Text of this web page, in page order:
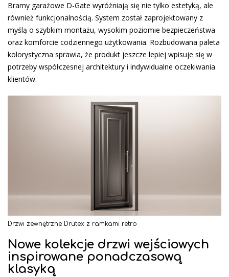
Bramy garażowe D-Gate wyróżniają się nie tylko estetyką, ale
również funkcjonalnością. System został zaprojektowany z
myślą o szybkim montażu, wysokim poziomie bezpieczeństwa
oraz komforcie codziennego użytkowania. Rozbudowana paleta
kolorystyczna sprawia, że produkt jeszcze lepiej wpisuje się w
potrzeby współczesnej architektury i indywidualne oczekiwania
klientów.
Drzwi zewnętrzne Drutex z ramkami retro
Nowe kolekcje drzwi wejściowych
inspirowane ponadczasową
klasyką